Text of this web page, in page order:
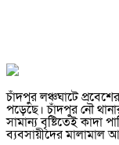
চাঁদপুর লঞ্চঘাটে
পড়েছে। চাঁদপুর নৌ
সামান্য বৃষ্টিতেই কাদা
ব্যবসায়ীদের মালামাল